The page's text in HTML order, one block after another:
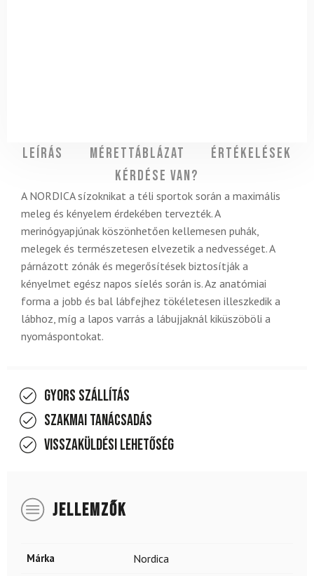
Leírás Mérettáblázat
Értékelések
Kérdése van?
A NORDICA sízoknikat a téli sportok során a maximális
meleg és kényelem érdekében tervezték. A
merinógyapjúnak köszönhetően kellemesen puhák,
melegek és természetesen elvezetik a nedvességet. A
párnázott zónák és megerősítések biztosítják a
kényelmet egész napos síelés során is. Az anatómiai
forma a jobb és bal lábfejhez tökéletesen illeszkedik a
lábhoz, míg a lapos varrás a lábujjaknál kiküszöböli a
nyomáspontokat.
Gyors szállítás
Szakmai tanácsadás
Visszaküldési lehetőség
JELLEMZŐK
Márka Nordica